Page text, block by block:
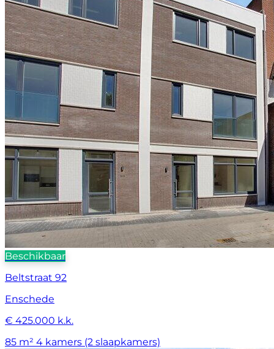
Beschikbaar
Beltstraat 92
Enschede
€ 425.000 k.k.
85 m² 4 kamers (2 slaapkamers)